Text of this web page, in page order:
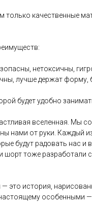
только качественные
нетоксичны,
лучше держат форму,
будет удобно
вселенная. Мы
нами от руки. Каждый
будут радовать нас
шорт тоже
это история,
особенными